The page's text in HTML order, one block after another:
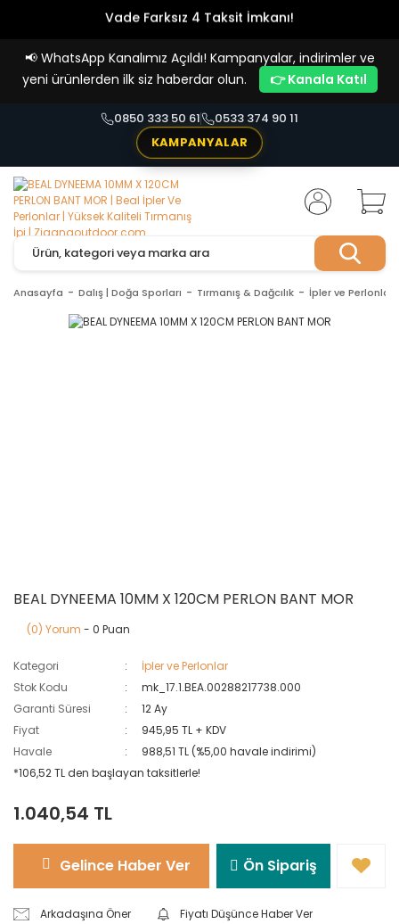
Vade Farksız 4 Taksit İmkanı!
📢 WhatsApp Kanalımız Açıldı! Kampanyalar, indirimler ve
yeni ürünlerden ilk siz haberdar olun.
👉 Kanala Katıl
0850 333 50 61
0533 374 90 11
KAMPANYALAR
Anasayfa Dalış | Doğa Sporları Tırmanış & Dağcılık İpler ve Perlonlar
BEAL DYNEEMA 10MM X 120CM PERLON BANT MOR
(0) Yorum - 0 Puan
Kategori
İpler ve Perlonlar
Stok Kodu
mk_17.1.BEA.00288217738.000
Garanti Süresi
12 Ay
Fiyat
945,95 TL + KDV
Havale
988,51 TL (%5,00 havale indirimi)
*106,52 TL den başlayan taksitlerle!
1.040,54 TL
Gelince Haber Ver Ön Sipariş
Arkadaşına Öner
Fiyatı Düşünce Haber Ver